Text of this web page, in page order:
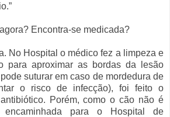
Encontra-se medicada?
No Hospital o médico fez a limpeza e
para aproximar as bordas da lesão
suturar em caso de mordedura de
o risco de infecção), foi feito o
Porém, como o cão não é
para o Hospital de